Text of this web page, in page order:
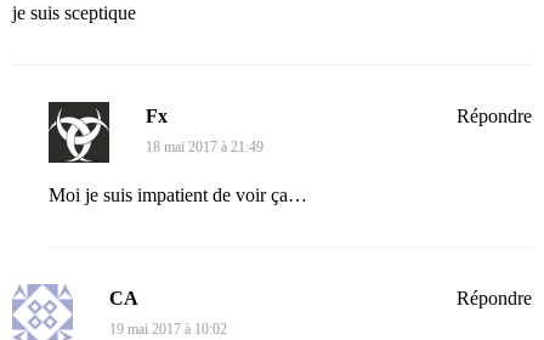
je suis sceptique
Fx
18 mai 2017 à 21:49
Moi je suis impatient de voir ça…
Répondre
CA
19 mai 2017 à 10:02
Répondre